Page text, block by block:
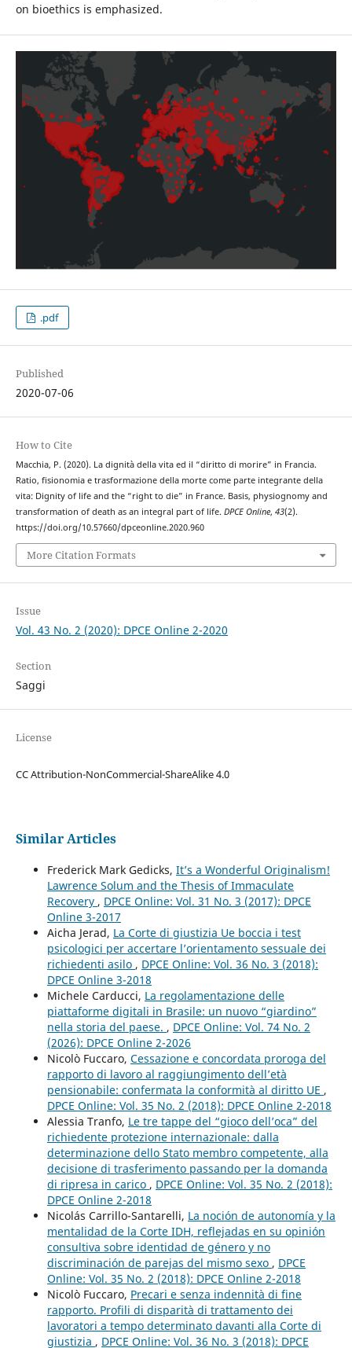
on bioethics is emphasized.
.pdf
Published
2020-07-06
How to Cite
Macchia, P. (2020). La dignità della vita ed il “diritto di morire” in Francia.
Ratio, fisionomia e trasformazione della morte come parte integrante della
vita: Dignity of life and the “right to die” in France. Basis, physiognomy and
transformation of death as an integral part of life. DPCE Online, 43(2).
https://doi.org/10.57660/dpceonline.2020.960
More Citation Formats
Issue
Vol. 43 No. 2 (2020): DPCE Online 2-2020
Section
Saggi
License
CC Attribution-NonCommercial-ShareAlike 4.0
Similar Articles
Frederick Mark Gedicks, It’s a Wonderful Originalism!
Lawrence Solum and the Thesis of Immaculate
Recovery , DPCE Online: Vol. 31 No. 3 (2017): DPCE
Online 3-2017
Aicha Jerad, La Corte di giustizia Ue boccia i test
psicologici per accertare l’orientamento sessuale dei
richiedenti asilo , DPCE Online: Vol. 36 No. 3 (2018):
DPCE Online 3-2018
Michele Carducci, La regolamentazione delle
piattaforme digitali in Brasile: un nuovo “giardino”
nella storia del paese. , DPCE Online: Vol. 74 No. 2
(2026): DPCE Online 2-2026
Nicolò Fuccaro, Cessazione e concordata proroga del
rapporto di lavoro al raggiungimento dell’età
pensionabile: confermata la conformità al diritto UE ,
DPCE Online: Vol. 35 No. 2 (2018): DPCE Online 2-2018
Alessia Tranfo, Le tre tappe del “gioco dell’oca” del
richiedente protezione internazionale: dalla
determinazione dello Stato membro competente, alla
decisione di trasferimento passando per la domanda
di ripresa in carico , DPCE Online: Vol. 35 No. 2 (2018):
DPCE Online 2-2018
Nicolás Carrillo-Santarelli, La noción de autonomía y la
mentalidad de la Corte IDH, reflejadas en su opinión
consultiva sobre identidad de género y no
discriminación de parejas del mismo sexo , DPCE
Online: Vol. 35 No. 2 (2018): DPCE Online 2-2018
Nicolò Fuccaro, Precari e senza indennità di fine
rapporto. Profili di disparità di trattamento dei
lavoratori a tempo determinato davanti alla Corte di
giustizia , DPCE Online: Vol. 36 No. 3 (2018): DPCE